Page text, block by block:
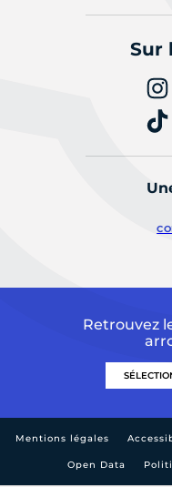
Sur
Retrouvez
Mentions légales
Open Data